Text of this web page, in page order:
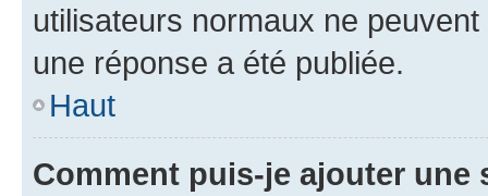
utilisateurs normaux ne
une réponse a été publiée.
Haut
Comment puis-je ajouter une